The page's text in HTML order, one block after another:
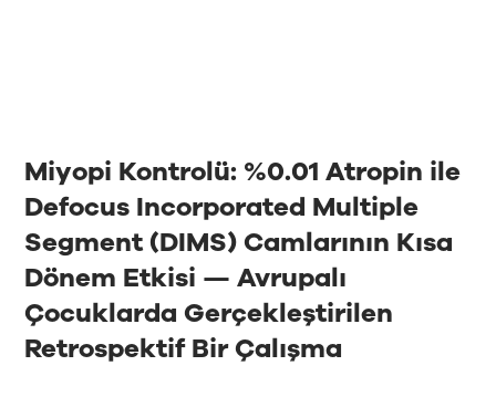
Miyopi Kontrolü: %0.01 Atropin ile
Defocus Incorporated Multiple
Segment (DIMS) Camlarının Kısa
Dönem Etkisi — Avrupalı
Çocuklarda Gerçekleştirilen
Retrospektif Bir Çalışma